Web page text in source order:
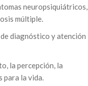
neuropsiquiátricos,
múltiple.
diagnóstico y atención
la percepción, la
para la vida.